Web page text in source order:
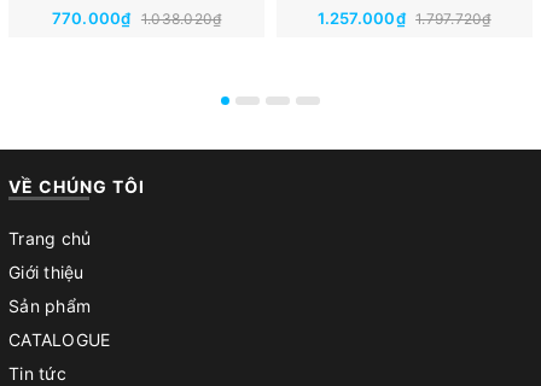
770.000₫ 1.038.020₫
1.257.000₫ 1.797.720₫
VỀ CHÚNG TÔI
Trang chủ
Giới thiệu
Sản phẩm
CATALOGUE
Tin tức